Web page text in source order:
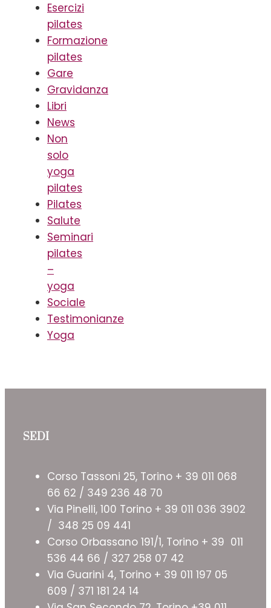
Esercizi
pilates
Formazione
pilates
Gare
Gravidanza
Libri
News
Non
solo
yoga
pilates
Pilates
Salute
Seminari
pilates
–
yoga
Sociale
Testimonianze
Yoga
SEDI
Corso Tassoni 25, Torino + 39 011 068
66 62 / 349 236 48 70
Via Pinelli, 100 Torino + 39 011 036 3902
/ 348 25 09 441
Corso Orbassano 191/1, Torino + 39 011
536 44 66 / 327 258 07 42
Via Guarini 4, Torino + 39 011 197 05
609 / 371 181 24 14